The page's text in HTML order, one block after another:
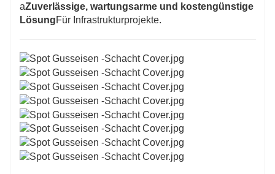
aZuverlässige, wartungsarme und kostengünstige
LösungFür Infrastrukturprojekte.